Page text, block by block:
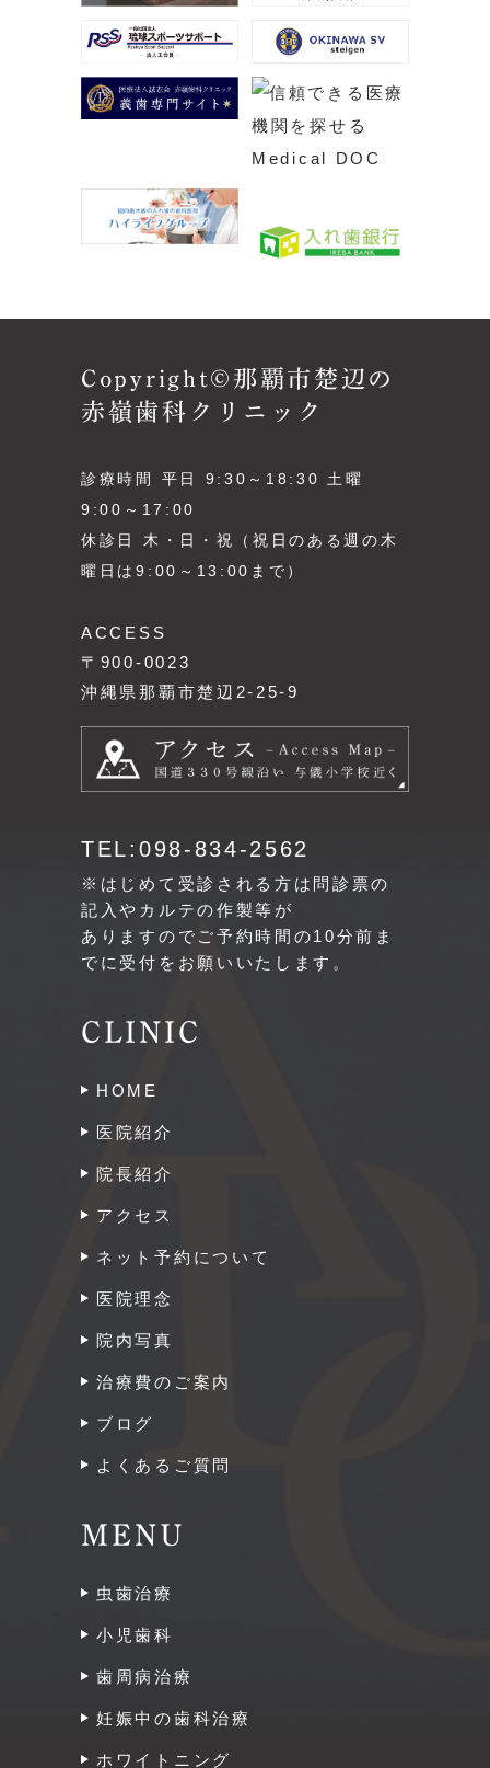
Copyright©那覇市楚辺の
赤嶺歯科クリニック
診療時間 平日 9:30～18:30 土曜
9:00～17:00
休診日 木・日・祝（祝日のある週の木
曜日は9:00～13:00まで）
ACCESS
〒900-0023
沖縄県那覇市楚辺2-25-9
TEL:098-834-2562
※はじめて受診される方は問診票の
記入やカルテの作製等が
ありますのでご予約時間の10分前ま
でに受付をお願いいたします。
CLINIC
HOME
医院紹介
院長紹介
アクセス
ネット予約について
医院理念
院内写真
治療費のご案内
ブログ
よくあるご質問
MENU
虫歯治療
小児歯科
歯周病治療
妊娠中の歯科治療
ホワイトニング